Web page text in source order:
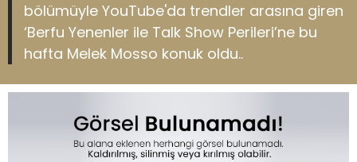
bölümüyle YouTube'da trendler arasına giren
‘Berfu Yenenler ile Talk Show Perileri’ne bu
hafta Melek Mosso konuk oldu..